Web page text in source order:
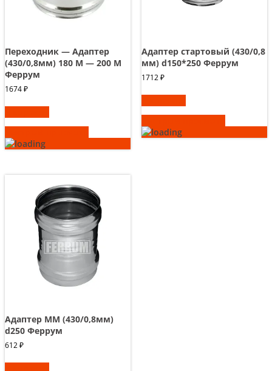
Переходник — Адаптер
(430/0,8мм) 180 М — 200 М
Феррум
1674₽
Адаптер стартовый (430/0,8
мм) d150*250 Феррум
1712₽
Адаптер ММ (430/0,8мм)
d250 Феррум
612₽